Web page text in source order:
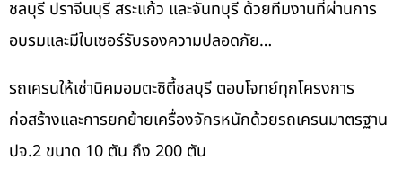
ชลบุรี ปราจีนบุรี สระแก้ว และจันทบุรี ด้วยทีมงานที่ผ่านการ
อบรมและมีใบเซอร์รับรองความปลอดภัย…
รถเครนให้เช่านิคมอมตะซิตี้ชลบุรี ตอบโจทย์ทุกโครงการ
ก่อสร้างและการยกย้ายเครื่องจักรหนักด้วยรถเครนมาตรฐาน
ปจ.2 ขนาด 10 ตัน ถึง 200 ตัน